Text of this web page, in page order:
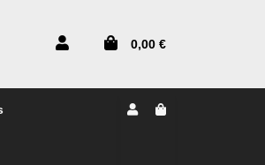
0,00 €